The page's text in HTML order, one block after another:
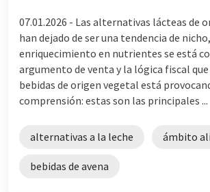
07.01.2026 - Las alternativas lácteas de
han dejado de ser una tendencia de
enriquecimiento en nutrientes se está
argumento de venta y la lógica fiscal que
bebidas de origen vegetal está
comprensión: estas son las principales ...
alternativas a la leche ámbito
bebidas de avena